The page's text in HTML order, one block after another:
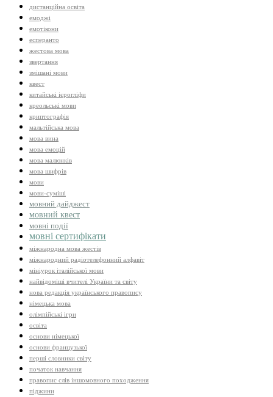
дистанційна освіта
емоджі
емотікони
есперанто
жестова мова
звертання
змішані мови
квест
китайські ієрогліфи
креольські мови
криптографія
мальтійська мова
мова вина
мова емоцій
мова малюнків
мова шифрів
мови
мови-суміші
мовний дайджест
мовний квест
мовні події
мовні сертифікати
міжнародна мова жестів
міжнародний радіотелефонний алфавіт
мініурок італійської мови
найвідоміші вчителі України та світу
нова редакція українського правопису
німецька мова
олімпійські ігри
освіта
основи німецької
основи французької
перші словники світу
початок навчання
правопис слів іншомовного походження
піджини